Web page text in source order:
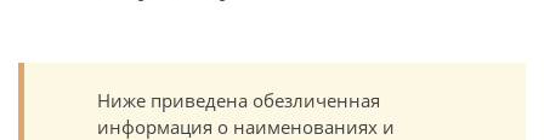
Ниже приведена обезличенная
информация о наименованиях и